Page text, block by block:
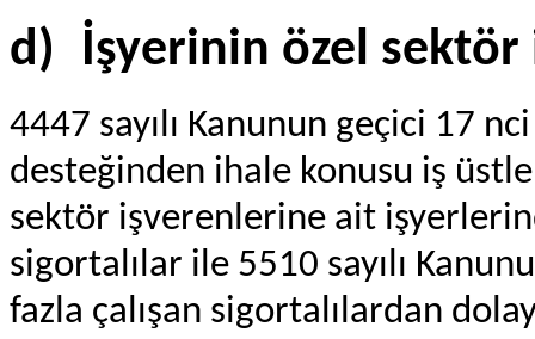
d) İşyerinin özel sektör
4447 sayılı Kanunun geçici 17
desteğinden ihale konusu iş
sektör işverenlerine ait
sigortalılar ile 5510 sayılı
fazla çalışan sigortalılardan